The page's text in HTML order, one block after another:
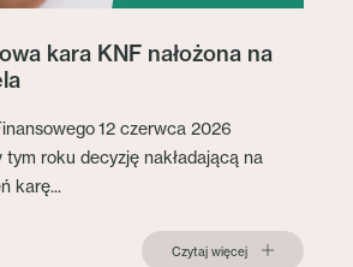
kara KNF nałożona na
12 czerwca 2026
tym roku decyzję nakładającą na
karę...
Czytaj więcej